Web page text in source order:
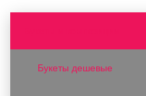
Букеты дешевые